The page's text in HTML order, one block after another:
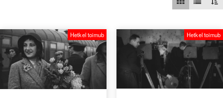
Hetkel toimub Hetkel toimub